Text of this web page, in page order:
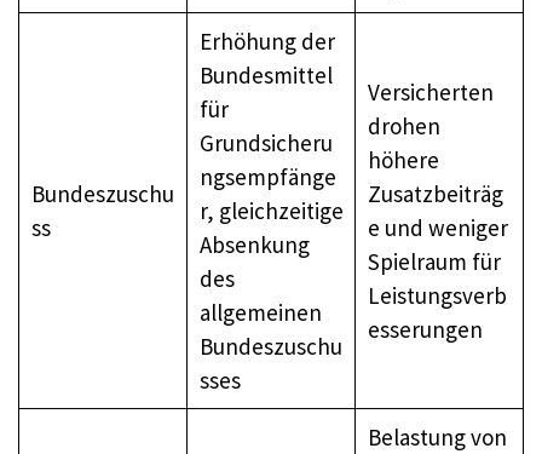
Bundeszuschu
ss
Erhöhung der
Bundesmittel
für
Grundsicheru
ngsempfänge
r, gleichzeitige
Absenkung
des
allgemeinen
Bundeszuschu
sses
Versicherten
drohen
höhere
Zusatzbeiträg
e und weniger
Spielraum für
Leistungsverb
esserungen
Belastung von